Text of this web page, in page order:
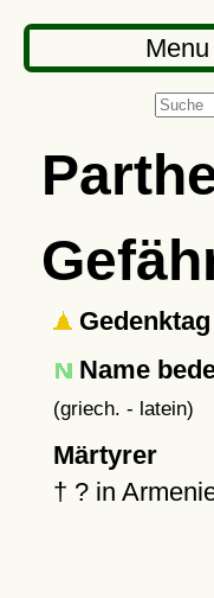
Menu
Name
(griech. - latein)
Märtyrer
† ?in